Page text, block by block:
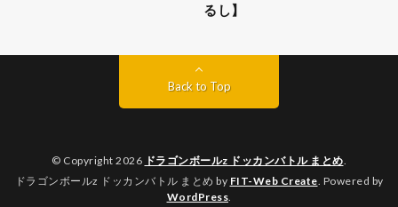
るし】
Back to Top
© Copyright 2026 ドラゴンボールz ドッカンバトル まとめ.
ドラゴンボールz ドッカンバトル まとめ by FIT-Web Create. Powered by
WordPress.